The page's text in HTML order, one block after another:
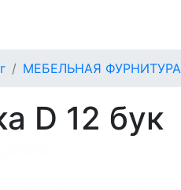
МЕБЕЛЬНАЯ ФУРНИТУРА
D 12 бук